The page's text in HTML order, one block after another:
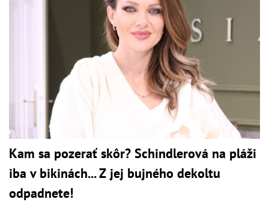
Kam sa pozerať skôr? Schindlerová na pláži
iba v bikinách... Z jej bujného dekoltu
odpadnete!